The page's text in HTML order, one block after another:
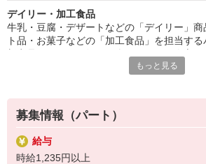
れしい特典を受けられます！昇給アップや
せるほか、社員への道もあり。多くのパー
られているライフだからこそ、皆さんが働
実感できる環境づくりに、これからも取り
デイリー・加工食品
牛乳・豆腐・デザートなどの「デイリー」
ト品・お菓子などの「加工食品」を担当する
品の発注・在庫管理・陳列のほか、アイデア
もっと見る
募集情報（パート）
給与
時給1,235円以上